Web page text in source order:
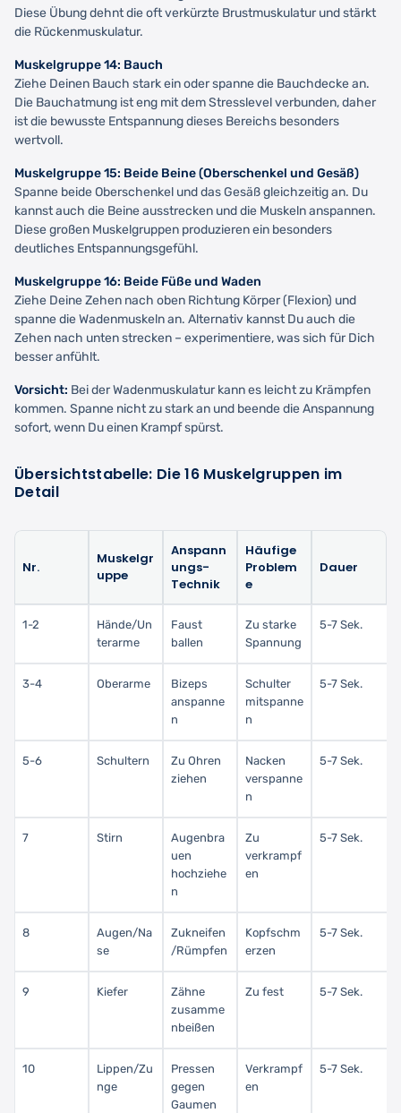
Diese Übung dehnt die oft verkürzte Brustmuskulatur und stärkt
die Rückenmuskulatur.
Muskelgruppe 14: Bauch
Ziehe Deinen Bauch stark ein oder spanne die Bauchdecke an.
Die Bauchatmung ist eng mit dem Stresslevel verbunden, daher
ist die bewusste Entspannung dieses Bereichs besonders
wertvoll.
Muskelgruppe 15: Beide Beine (Oberschenkel und Gesäß)
Spanne beide Oberschenkel und das Gesäß gleichzeitig an. Du
kannst auch die Beine ausstrecken und die Muskeln anspannen.
Diese großen Muskelgruppen produzieren ein besonders
deutliches Entspannungsgefühl.
Muskelgruppe 16: Beide Füße und Waden
Ziehe Deine Zehen nach oben Richtung Körper (Flexion) und
spanne die Wadenmuskeln an. Alternativ kannst Du auch die
Zehen nach unten strecken – experimentiere, was sich für Dich
besser anfühlt.
Vorsicht: Bei der Wadenmuskulatur kann es leicht zu Krämpfen
kommen. Spanne nicht zu stark an und beende die Anspannung
sofort, wenn Du einen Krampf spürst.
Übersichtstabelle: Die 16 Muskelgruppen im
Detail
Nr.
Muskelgr
uppe
Anspann
ungs-
Technik
Häufige
Problem
e
Dauer
1-2
Hände/Un
terarme
Faust
ballen
Zu starke
Spannung
5-7 Sek.
3-4 Oberarme
Bizeps
anspanne
n
Schulter
mitspanne
n
5-7 Sek.
5-6 Schultern
Zu Ohren
ziehen
Nacken
verspanne
n
5-7 Sek.
7 Stirn
Augenbra
uen
hochziehe
n
Zu
verkrampf
en
5-7 Sek.
8
Augen/Na
se
Zukneifen
/Rümpfen
Kopfschm
erzen
5-7 Sek.
9 Kiefer
Zähne
zusamme
nbeißen
Zu fest 5-7 Sek.
10
Lippen/Zu
nge
Pressen
gegen
Gaumen
Verkrampf
en
5-7 Sek.